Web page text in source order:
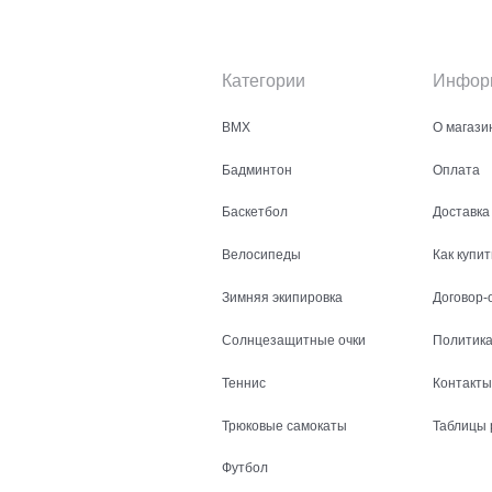
Категории
BMX
Бадминтон
Баскетбол
Велосипеды
Зимняя экипировка
Солнцезащитные очки
Теннис
Трюковые самокаты
Футбол
О
Оплата
Доставка
Как
Контакты
Таблицы